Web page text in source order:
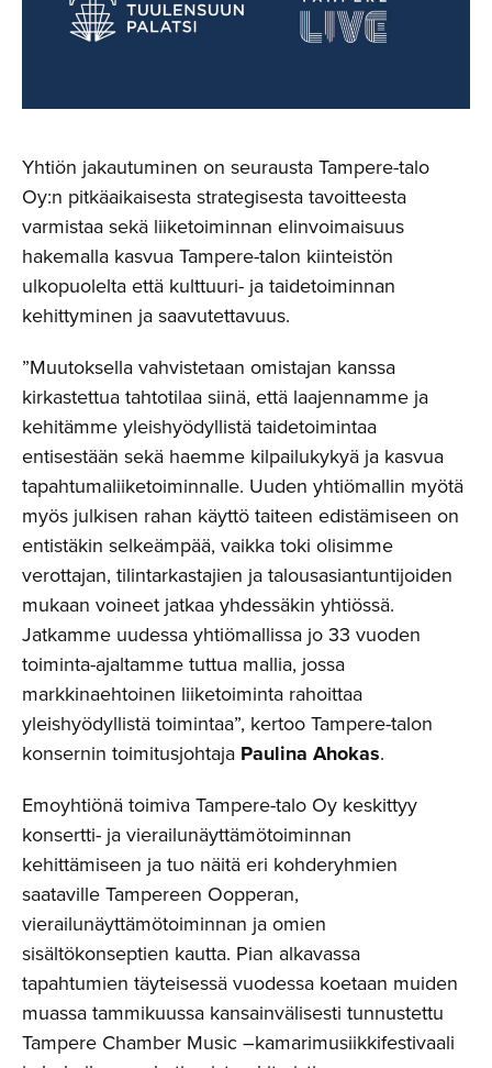
Yhtiön jakautuminen on seurausta Tampere-talo
Oy:n pitkäaikaisesta strategisesta tavoitteesta
varmistaa sekä liiketoiminnan elinvoimaisuus
hakemalla kasvua Tampere-talon kiinteistön
ulkopuolelta että kulttuuri- ja taidetoiminnan
kehittyminen ja saavutettavuus.
”Muutoksella vahvistetaan omistajan kanssa
kirkastettua tahtotilaa siinä, että laajennamme ja
kehitämme yleishyödyllistä taidetoimintaa
entisestään sekä haemme kilpailukykyä ja kasvua
tapahtumaliiketoiminnalle. Uuden yhtiömallin myötä
myös julkisen rahan käyttö taiteen edistämiseen on
entistäkin selkeämpää, vaikka toki olisimme
verottajan, tilintarkastajien ja talousasiantuntijoiden
mukaan voineet jatkaa yhdessäkin yhtiössä.
Jatkamme uudessa yhtiömallissa jo 33 vuoden
toiminta-ajaltamme tuttua mallia, jossa
markkinaehtoinen liiketoiminta rahoittaa
yleishyödyllistä toimintaa”, kertoo Tampere-talon
konsernin toimitusjohtaja Paulina Ahokas.
Emoyhtiönä toimiva Tampere-talo Oy keskittyy
konsertti- ja vierailunäyttämötoiminnan
kehittämiseen ja tuo näitä eri kohderyhmien
saataville Tampereen Oopperan,
vierailunäyttämötoiminnan ja omien
sisältökonseptien kautta. Pian alkavassa
tapahtumien täyteisessä vuodessa koetaan muiden
muassa tammikuussa kansainvälisesti tunnustettu
Tampere Chamber Music –kamarimusiikkifestivaali